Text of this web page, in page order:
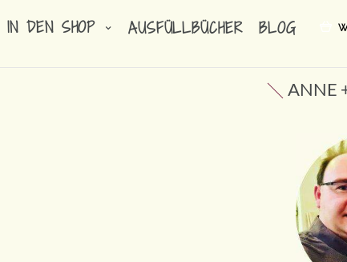
IN DEN SHOP AUSFÜLLBÜCHER BLOG
ANNE